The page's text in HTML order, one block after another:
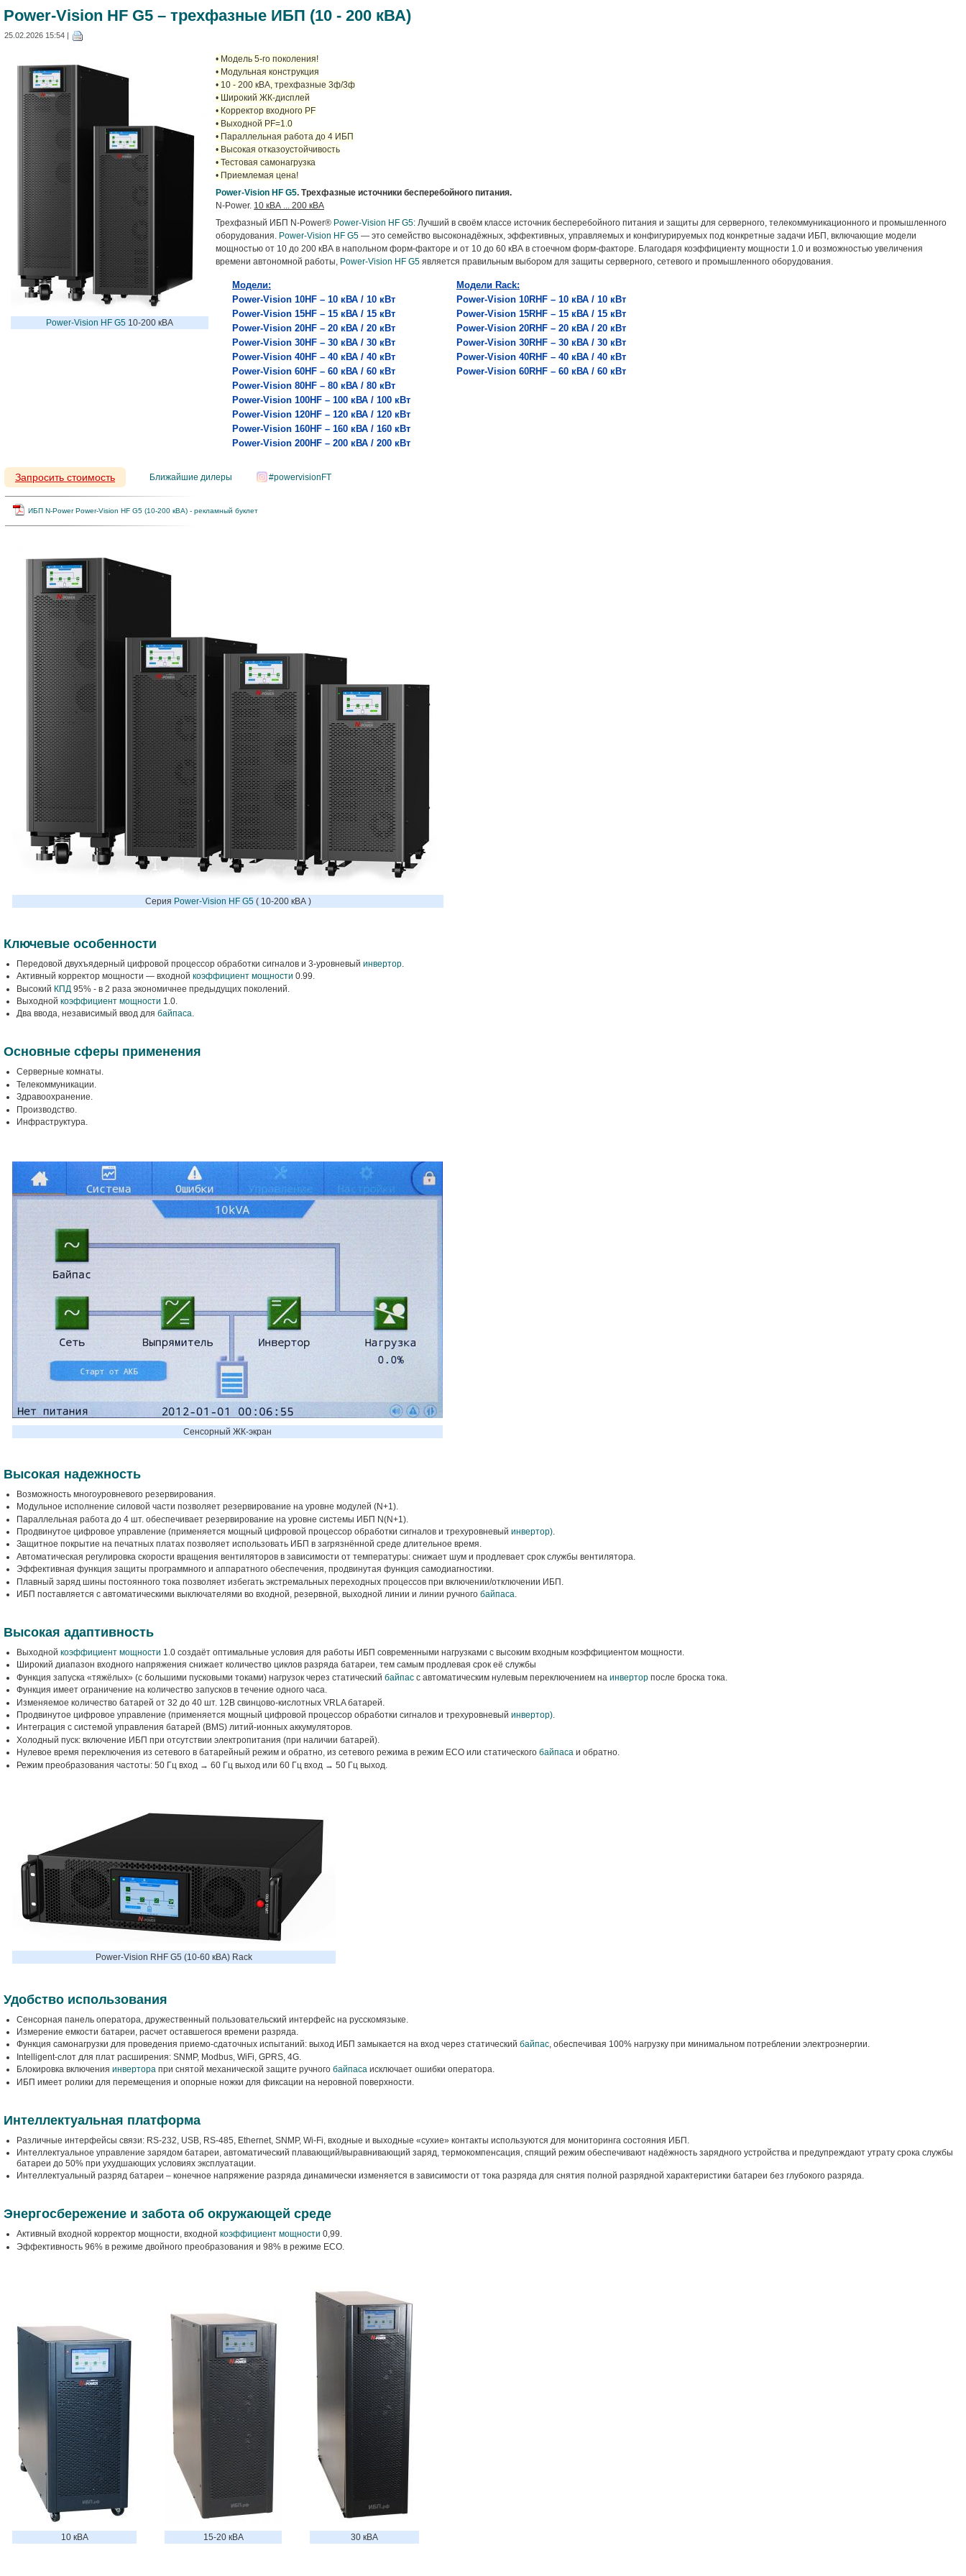
Power-Vision HF G5 – трехфазные ИБП (10 - 200 кВА)
25.02.2026 15:54 |
Power-Vision HF G5 10-200 кВА
• Модель 5-го поколения!
• Модульная конструкция
• 10 - 200 кВА, трехфазные 3ф/3ф
• Широкий ЖК-дисплей
• Корректор входного PF
• Выходной PF=1.0
• Параллельная работа до 4 ИБП
• Высокая отказоустойчивость
• Тестовая самонагрузка
• Приемлемая цена!
Power-Vision HF G5. Трехфазные источники бесперебойного питания.
N-Power. 10 кВА ... 200 кВА
Трехфазный ИБП N-Power® Power-Vision HF G5: Лучший в своём классе источник бесперебойного питания и защиты для серверного, телекоммуникационного и промышленного
оборудования. Power-Vision HF G5 — это семейство высоконадёжных, эффективных, управляемых и конфигурируемых под конкретные задачи ИБП, включающие модели
мощностью от 10 до 200 кВА в напольном форм-факторе и от 10 до 60 кВА в стоечном форм-факторе. Благодаря коэффициенту мощности 1.0 и возможностью увеличения
времени автономной работы, Power-Vision HF G5 является правильным выбором для защиты серверного, сетевого и промышленного оборудования.
Модели:
Модели Rack:
Power-Vision 10HF – 10 кВА / 10 кВт
Power-Vision 10RHF – 10 кВА / 10 кВт
Power-Vision 15HF – 15 кВА / 15 кВт Power-Vision 15RHF – 15 кВА / 15 кВт
Power-Vision 20HF – 20 кВА / 20 кВт Power-Vision 20RHF – 20 кВА / 20 кВт
Power-Vision 30HF – 30 кВА / 30 кВт Power-Vision 30RHF – 30 кВА / 30 кВт
Power-Vision 40HF – 40 кВА / 40 кВт Power-Vision 40RHF – 40 кВА / 40 кВт
Power-Vision 60HF – 60 кВА / 60 кВт Power-Vision 60RHF – 60 кВА / 60 кВт
Power-Vision 80HF – 80 кВА / 80 кВт
Power-Vision 100HF – 100 кВА / 100 кВт
Power-Vision 120HF – 120 кВА / 120 кВт
Power-Vision 160HF – 160 кВА / 160 кВт
Power-Vision 200HF – 200 кВА / 200 кВт
Запросить стоимость Ближайшие дилеры #powervisionFT
ИБП N-Power Power-Vision HF G5 (10-200 кВА) - рекламный буклет
Серия Power-Vision HF G5 ( 10-200 кВА )
Ключевые особенности
Передовой двухъядерный цифровой процессор обработки сигналов и 3-уровневый инвертор
Активный корректор мощности — входной коэффициент мощности 0.99.
Высокий КПД 95% - в 2 раза экономичнее предыдущих поколений.
Выходной коэффициент мощности 1.0.
Два ввода, независимый ввод для байпаса.
Основные сферы применения
Серверные комнаты.
Телекоммуникации.
Здравоохранение.
Производство.
Инфраструктура.
Сенсорный ЖК-экран
Высокая надежность
Возможность многоуровневого резервирования.
Модульное исполнение силовой части позволяет резервирование на уровне модулей (N+1).
Параллельная работа до 4 шт. обеспечивает резервирование на уровне системы ИБП N(N+1).
Продвинутое цифровое управление (применяется мощный цифровой процессор обработки сигналов и трехуровневый инвертор).
Защитное покрытие на печатных платах позволяет использовать ИБП в загрязнённой среде длительное время.
Автоматическая регулировка скорости вращения вентиляторов в зависимости от температуры: снижает шум и продлевает срок службы вентилятора.
Эффективная функция защиты программного и аппаратного обеспечения, продвинутая функция самодиагностики.
Плавный заряд шины постоянного тока позволяет избегать экстремальных переходных процессов при включении/отключении ИБП.
ИБП поставляется с автоматическими выключателями во входной, резервной, выходной линии и линии ручного байпаса.
Высокая адаптивность
Выходной коэффициент мощности 1.0 создаёт оптимальные условия для работы ИБП современными нагрузками с высоким входным коэффициентом мощности.
Широкий диапазон входного напряжения снижает количество циклов разряда батареи, тем самым продлевая срок её службы
Функция запуска «тяжёлых» (с большими пусковыми токами) нагрузок через статический байпас с автоматическим нулевым переключением на инвертор после броска тока.
Функция имеет ограничение на количество запусков в течение одного часа.
Изменяемое количество батарей от 32 до 40 шт. 12В свинцово‑кислотных VRLA батарей.
Продвинутое цифровое управление (применяется мощный цифровой процессор обработки сигналов и трехуровневый инвертор).
Интеграция с системой управления батарей (BMS) литий-ионных аккумуляторов.
Холодный пуск: включение ИБП при отсутствии электропитания (при наличии батарей).
Нулевое время переключения из сетевого в батарейный режим и обратно, из сетевого режима в режим ECO или статического байпаса и обратно.
Режим преобразования частоты: 50 Гц вход → 60 Гц выход или 60 Гц вход → 50 Гц выход.
Power-Vision RHF G5 (10-60 кВА) Rack
Удобство использования
Сенсорная панель оператора, дружественный пользовательский интерфейс на русскомязыке.
Измерение емкости батареи, расчет оставшегося времени разряда.
Функция самонагрузки для проведения приемо-сдаточных испытаний: выход ИБП замыкается на вход через статический байпас, обеспечивая 100% нагрузку при минимальном потреблении электроэнергии.
Intelligent-слот для плат расширения: SNMP, Modbus, WiFi, GPRS, 4G.
Блокировка включения инвертора при снятой механической защите ручного байпаса исключает ошибки оператора.
ИБП имеет ролики для перемещения и опорные ножки для фиксации на неровной поверхности.
Интеллектуальная платформа
Различные интерфейсы связи: RS-232, USB, RS-485, Ethernet, SNMP, Wi-Fi, входные и выходные «сухие» контакты используются для мониторинга состояния ИБП.
Интеллектуальное управление зарядом батареи, автоматический плавающий/выравнивающий заряд, термокомпенсация, спящий режим обеспечивают надёжность зарядного устройства и предупреждают утрату срока службы
батареи до 50% при ухудшающих условиях эксплуатации.
Интеллектуальный разряд батареи – конечное напряжение разряда динамически изменяется в зависимости от тока разряда для снятия полной разрядной характеристики батареи без глубокого разряда.
Энергосбережение и забота об окружающей среде
Активный входной корректор мощности, входной коэффициент мощности 0,99.
Эффективность 96% в режиме двойного преобразования и 98% в режиме ECO.
10 кВА 15-20 кВА 30 кВА